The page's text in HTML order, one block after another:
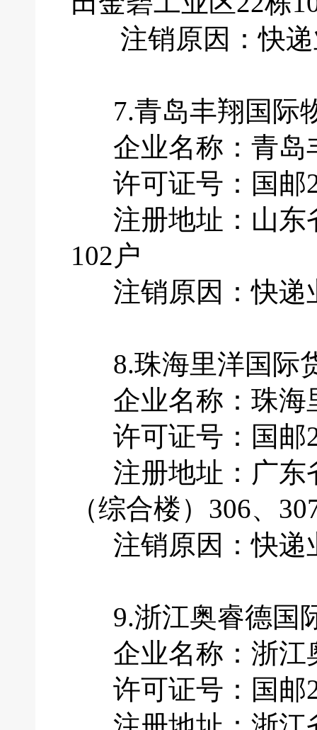
注销原因：快递
7.青岛丰翔国际
企业名称：青岛
许可证号：国邮
注册地址：山东
102户
注销原因：快递
8.珠海里洋国际
企业名称：珠海
许可证号：国邮
注册地址：广东
（综合楼）306、
注销原因：快递
9.浙江奥睿德国
企业名称：浙江
许可证号：国邮